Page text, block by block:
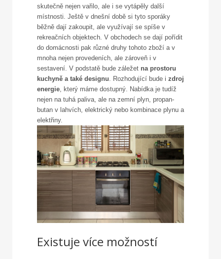
skutečně nejen vařilo, ale i se vytápěly další
místnosti. Ještě v dnešní době si tyto sporáky
běžně dají zakoupit, ale využívají se spíše v
rekreačních objektech. V obchodech se dají pořídit
do domácnosti pak různé druhy tohoto zboží a v
mnoha nejen provedeních, ale zároveň i v
sestavení. V podstatě bude záležet na prostoru
kuchyně a také designu . Rozhodující bude i zdroj
energie , který máme dostupný. Nabídka je tudíž
nejen na tuhá paliva, ale na zemní plyn, propan-
butan v lahvích, elektrický nebo kombinace plynu a
elektřiny.
Existuje více možností